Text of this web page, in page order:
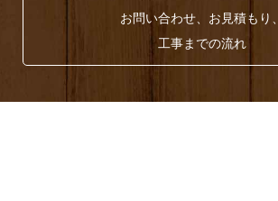
お問い合わせ、お見積もり、
工事までの流れ